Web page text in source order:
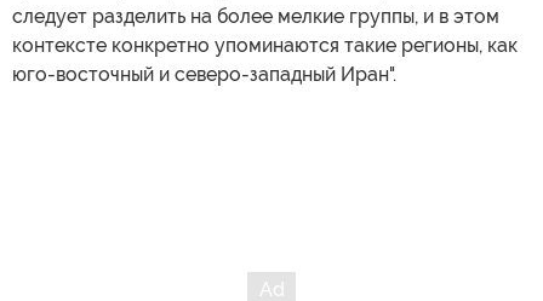
следует разделить на более мелкие группы, и в этом
контексте конкретно упоминаются такие регионы, как
юго-восточный и северо-западный Иран".